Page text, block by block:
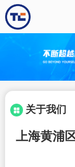
关于我们
上海黄浦